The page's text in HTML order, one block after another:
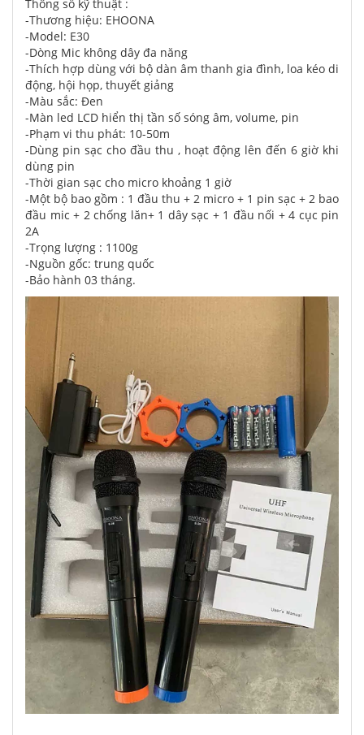
Thông số kỹ thuật :
-Thương hiệu: EHOONA
-Model: E30
-Dòng Mic không dây đa năng
-Thích hợp dùng với bộ dàn âm thanh gia đình, loa kéo di
động, hội họp, thuyết giảng
-Màu sắc: Đen
-Màn led LCD hiển thị tần số sóng âm, volume, pin
-Phạm vi thu phát: 10-50m
-Dùng pin sạc cho đầu thu , hoạt động lên đến 6 giờ khi
dùng pin
-Thời gian sạc cho micro khoảng 1 giờ
-Một bộ bao gồm : 1 đầu thu + 2 micro + 1 pin sạc + 2 bao
đầu mic + 2 chống lăn+ 1 dây sạc + 1 đầu nối + 4 cục pin
2A
-Trọng lượng : 1100g
-Nguồn gốc: trung quốc
-Bảo hành 03 tháng.